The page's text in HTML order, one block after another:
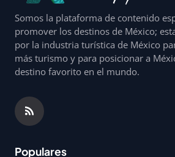
Somos la plataforma de contenido
promover los destinos de México;
por la industria turística de México
más turismo y para posicionar a
destino favorito en el mundo.
Populares